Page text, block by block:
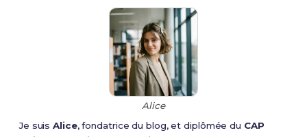
Alice
Je suisAlice, fondatrice du blog, et diplômée du CAP